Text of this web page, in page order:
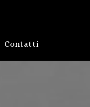
Contatti